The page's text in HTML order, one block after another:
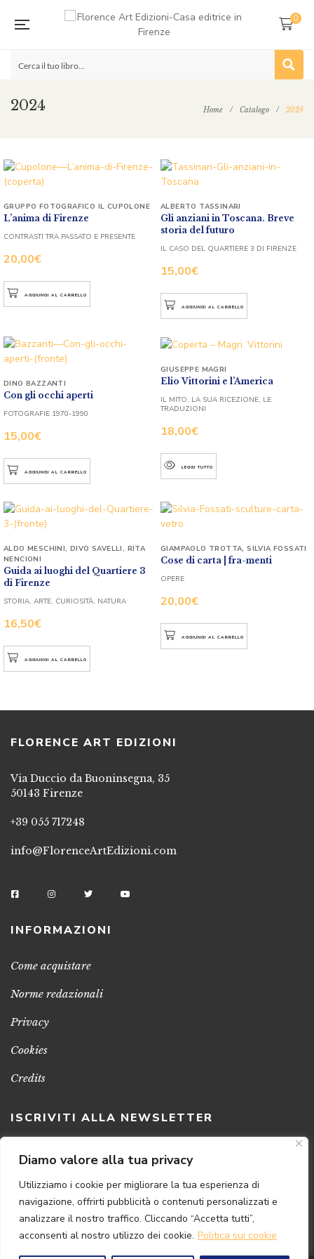
Diamo valore alla tua privacy
Utilizziamo i cookie per migliorare la tua esperienza di
navigazione, offrirti pubblicità o contenuti personalizzati e
analizzare il nostro traffico. Cliccando “Accetta tutti”,
acconsenti al nostro utilizzo dei cookie. Politica sui cookie
0
2024 Home / Catalogo / 2024
L’anima di Firenze
20,00€
GRUPPO FOTOGRAFICO IL CUPOLONE
CONTRASTI TRA PASSATO E PRESENTE
AGGIUNGI AL CARRELLO
Gli anziani in Toscana. Breve
storia del futuro
15,00€
ALBERTO TASSINARI
IL CASO DEL QUARTIERE 3 DI FIRENZE
AGGIUNGI AL CARRELLO
Con gli occhi aperti
15,00€
DINO BAZZANTI
FOTOGRAFIE 1970-1990
AGGIUNGI AL CARRELLO
Elio Vittorini e l’America
18,00€
GIUSEPPE MAGRI
IL MITO, LA SUA RICEZIONE, LE
TRADUZIONI
LEGGI TUTTO
Guida ai luoghi del Quartiere 3
di Firenze
16,50€
ALDO MESCHINI,DIVO SAVELLI, RITA
NENCIONI
STORIA, ARTE, CURIOSITÀ, NATURA
AGGIUNGI AL CARRELLO
Cose di carta | fra-menti
20,00€
GIAMPAOLO TROTTA, SILVIA FOSSATI
OPERE
AGGIUNGI AL CARRELLO
FLORENCE ART EDIZIONI
Via Duccio da Buoninsegna, 35
50143 Firenze
+39 055 717248
info@FlorenceArtEdizioni.com
INFORMAZIONI
Come acquistare
Norme redazionali
Privacy
Cookies
Credits
ISCRIVITI ALLA NEWSLETTER
Clicca sul pulsante per ricevere le nostre ultime novità,
notizie e promozioni
ISCRIVITI ADESSO